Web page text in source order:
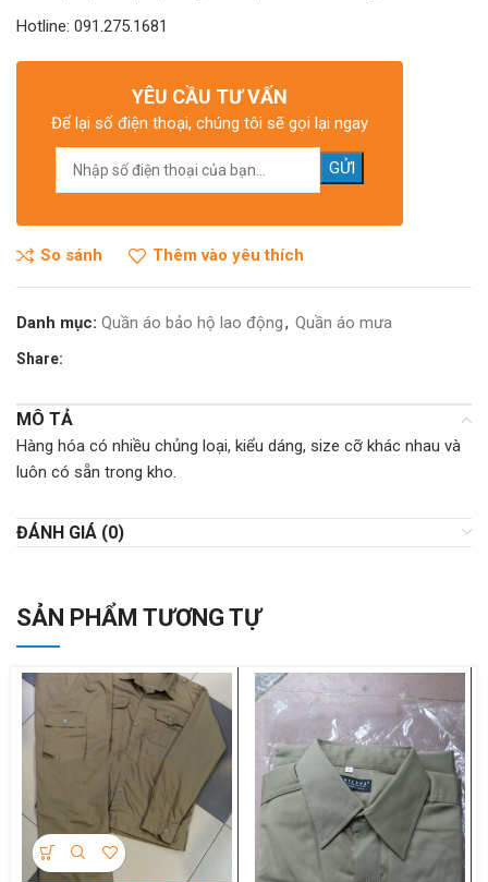
Hotline: 091.275.1681
YÊU CẦU TƯ VẤN
Để lại số điện thoại, chúng tôi sẽ gọi lại ngay
So sánh Thêm vào yêu thích
Danh mục: Quần áo bảo hộ lao động, Quần áo mưa
Share:
MÔ TẢ
Hàng hóa có nhiều chủng loại, kiểu dáng, size cỡ khác nhau và
luôn có sẵn trong kho.
ĐÁNH GIÁ (0)
SẢN PHẨM TƯƠNG TỰ